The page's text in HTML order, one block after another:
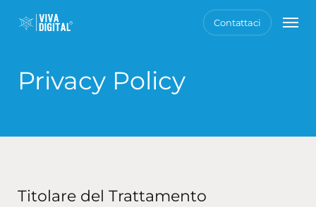
Contattaci
Privacy Policy
Titolare del Trattamento